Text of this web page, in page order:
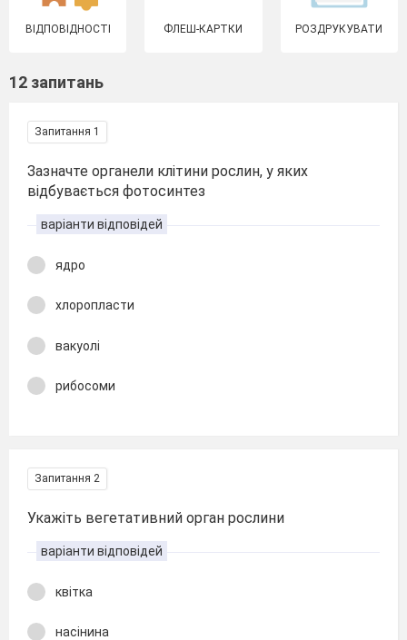
ВІДПОВІДНОСТІ ФЛЕШ-КАРТКИ РОЗДРУКУВАТИ
12 запитань
Запитання 1
Зазначте органели клітини рослин, у яких
відбувається фотосинтез
варіанти відповідей
ядро
хлоропласти
вакуолі
рибосоми
Запитання 2
Укажіть вегетативний орган рослини
варіанти відповідей
квітка
насінина